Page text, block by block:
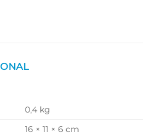
0,4 kg
16 × 11 × 6 cm